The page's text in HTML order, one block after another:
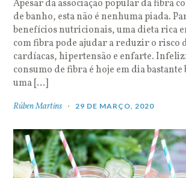
Apesar da associação popular da fibra
de banho, esta não é nenhuma piada.
benefícios nutricionais, uma dieta rica
com fibra pode ajudar a reduzir o risco
cardíacas, hipertensão e enfarte.
consumo de fibra é hoje em dia
uma […]
Rúben Martins 29 DE MARÇO, 2020